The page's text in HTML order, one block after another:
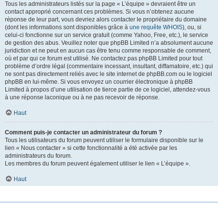
Tous les administrateurs listés sur la page « L’équipe » devraient être un
contact approprié concernant ces problèmes. Si vous n’obtenez aucune
réponse de leur part, vous devriez alors contacter le propriétaire du domaine
(dont les informations sont disponibles grâce à une requête WHOIS), ou, si
celui-ci fonctionne sur un service gratuit (comme Yahoo, Free, etc.), le service
de gestion des abus. Veuillez noter que phpBB Limited n’a absolument aucune
juridiction et ne peut en aucun cas être tenu comme responsable de comment,
où et par qui ce forum est utilisé. Ne contactez pas phpBB Limited pour tout
problème d’ordre légal (commentaire incessant, insultant, diffamatoire, etc.) qui
ne sont pas directement reliés avec le site internet de phpBB.com ou le logiciel
phpBB en lui-même. Si vous envoyez un courrier électronique à phpBB
Limited à propos d’une utilisation de tierce partie de ce logiciel, attendez-vous
à une réponse laconique ou à ne pas recevoir de réponse.
Haut
Comment puis-je contacter un administrateur du forum ?
Tous les utilisateurs du forum peuvent utiliser le formulaire disponible sur le
lien « Nous contacter » si cette fonctionnalité a été activée par les
administrateurs du forum.
Les membres du forum peuvent également utiliser le lien « L’équipe ».
Haut